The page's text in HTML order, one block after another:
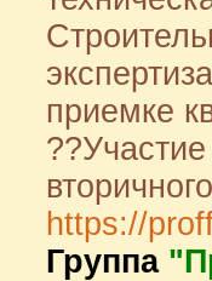
приемке
https://
Группа